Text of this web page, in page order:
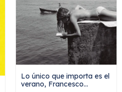
Lo único que importa es el
verano, Francesco